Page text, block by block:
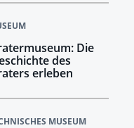
Die
des
erleben
MUSEUM